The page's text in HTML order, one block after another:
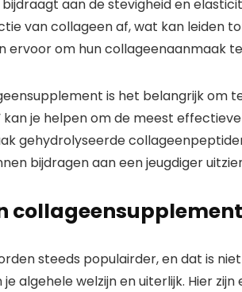
aan de stevigheid en
van collageen af, wat kan leiden
ervoor om hun collageenaanmaak
is het belangrijk om
kan je helpen om de meest
gehydrolyseerde
bijdragen aan een jeugdiger
steeds populairder, en dat is
algehele welzijn en uiterlijk. Hier